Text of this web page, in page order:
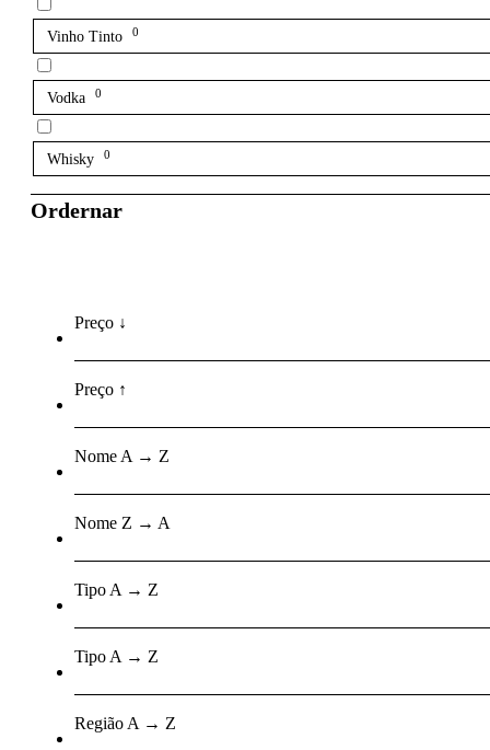
Vinho Tinto 0
Vodka 0
Whisky 0
Ordernar
Preço ↓
Preço ↑
Nome A → Z
Nome Z → A
Tipo A → Z
Tipo A → Z
Região A → Z